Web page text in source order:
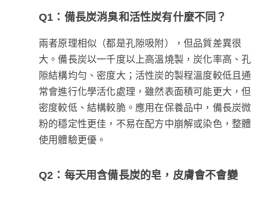
Q1：備長炭消臭和活性炭有什麼不同？
兩者原理相似（都是孔隙吸附），但品質差異很
大。備長炭以一千度以上高溫燒製，炭化率高、孔
隙結構均勻、密度大；活性炭的製程溫度較低且通
常會進行化學活化處理，雖然表面積可能更大，但
密度較低、結構較脆。應用在保養品中，備長炭微
粉的穩定性更佳，不易在配方中崩解或染色，整體
使用體驗更優。
Q2：每天用含備長炭的皂，皮膚會不會變